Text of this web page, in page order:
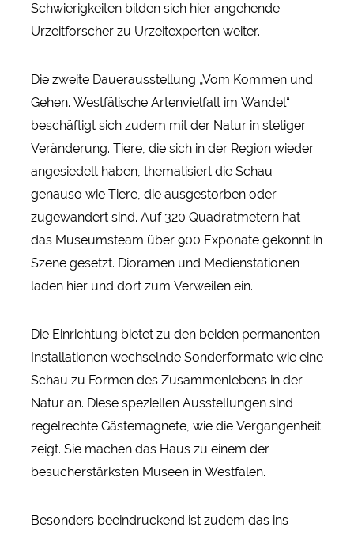
Schwierigkeiten bilden sich hier angehende
Urzeitforscher zu Urzeitexperten weiter.
Die zweite Dauerausstellung „Vom Kommen und
Gehen. Westfälische Artenvielfalt im Wandel“
beschäftigt sich zudem mit der Natur in stetiger
Veränderung. Tiere, die sich in der Region wieder
angesiedelt haben, thematisiert die Schau
genauso wie Tiere, die ausgestorben oder
zugewandert sind. Auf 320 Quadratmetern hat
das Museumsteam über 900 Exponate gekonnt in
Szene gesetzt. Dioramen und Medienstationen
laden hier und dort zum Verweilen ein.
Die Einrichtung bietet zu den beiden permanenten
Installationen wechselnde Sonderformate wie eine
Schau zu Formen des Zusammenlebens in der
Natur an. Diese speziellen Ausstellungen sind
regelrechte Gästemagnete, wie die Vergangenheit
zeigt. Sie machen das Haus zu einem der
besucherstärksten Museen in Westfalen.
Besonders beeindruckend ist zudem das ins